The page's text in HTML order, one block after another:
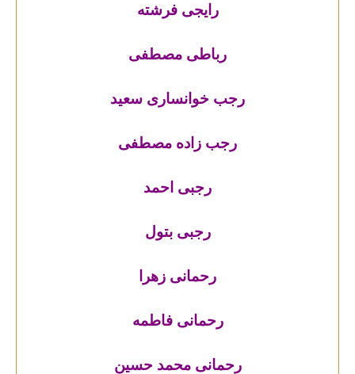
رایجی فرشته
رباطی مصطفی
رجب خوانساری سعید
رجب زاده مصطفی
رجبی احمد
رجبی بتول
رحمانی زهرا
رحمانی فاطمه
رحمانی محمد حسین